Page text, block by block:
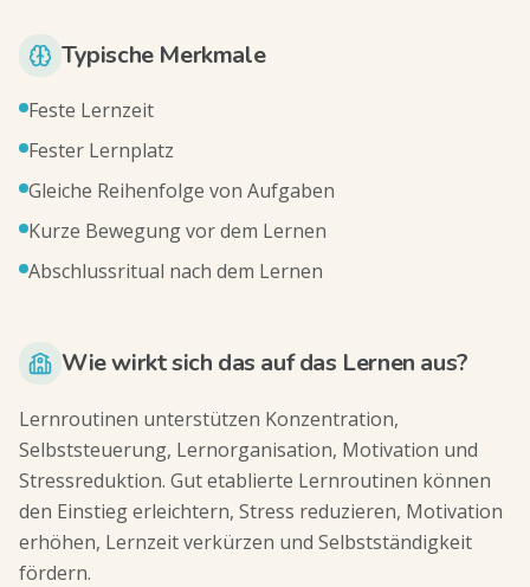
Typische Merkmale
Feste Lernzeit
Fester Lernplatz
Gleiche Reihenfolge von Aufgaben
Kurze Bewegung vor dem Lernen
Abschlussritual nach dem Lernen
Wie wirkt sich das auf das Lernen aus?
Lernroutinen unterstützen Konzentration,
Selbststeuerung, Lernorganisation, Motivation und
Stressreduktion. Gut etablierte Lernroutinen können
den Einstieg erleichtern, Stress reduzieren, Motivation
erhöhen, Lernzeit verkürzen und Selbstständigkeit
fördern.